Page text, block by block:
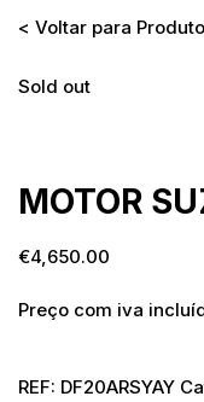
< Voltar para
Sold out
MOTOR
€4,650.00
Preço com iva
REF: DF20ARSYAY